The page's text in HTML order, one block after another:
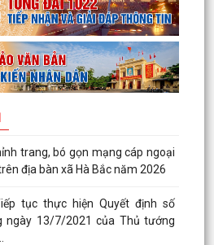
mạc lớp bồi dưỡng kiến thức quốc
đối tượng 4 năm 2026.
khai thực hiện chỉ tiêu phát
trang, bó gọn mạng cáp ngoại
địa bàn xã Hà Bắc năm 2026
tục thực hiện Quyết định số
ngày 13/7/2021 của Thủ tướng